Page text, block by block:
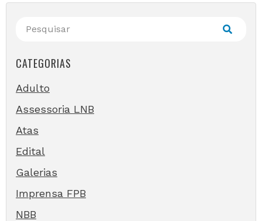
CATEGORIAS
Adulto
Assessoria LNB
Atas
Edital
Galerias
Imprensa FPB
NBB